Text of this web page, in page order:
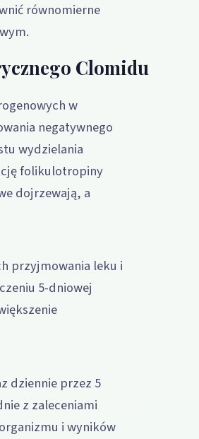
równomierne
Clomidu
w
negatywnego
wydzielania
folikulotropiny
dojrzewają, a
przyjmowania leku i
5-dniowej
dziennie przez 5
z zaleceniami
i wyników